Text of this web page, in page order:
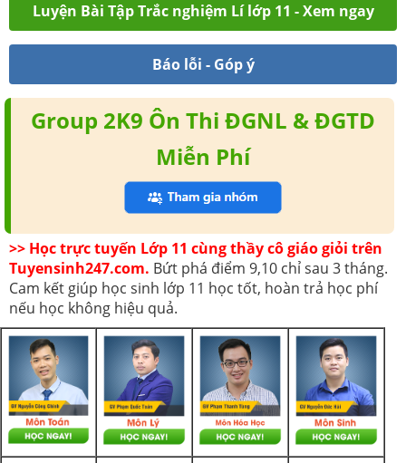
Luyện Bài Tập Trắc nghiệm Lí lớp 11 - Xem ngay
Báo lỗi - Góp ý
Group 2K9 Ôn Thi ĐGNL & ĐGTD
Miễn Phí
>> Học trực tuyến Lớp 11 cùng thầy cô giáo giỏi trên
Tuyensinh247.com. Bứt phá điểm 9,10 chỉ sau 3 tháng.
Cam kết giúp học sinh lớp 11 học tốt, hoàn trả học phí
nếu học không hiệu quả.